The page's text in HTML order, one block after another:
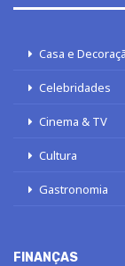
Casa e
Celebridades
Cinema & TV
Cultura
Gastronomia
FINANÇAS